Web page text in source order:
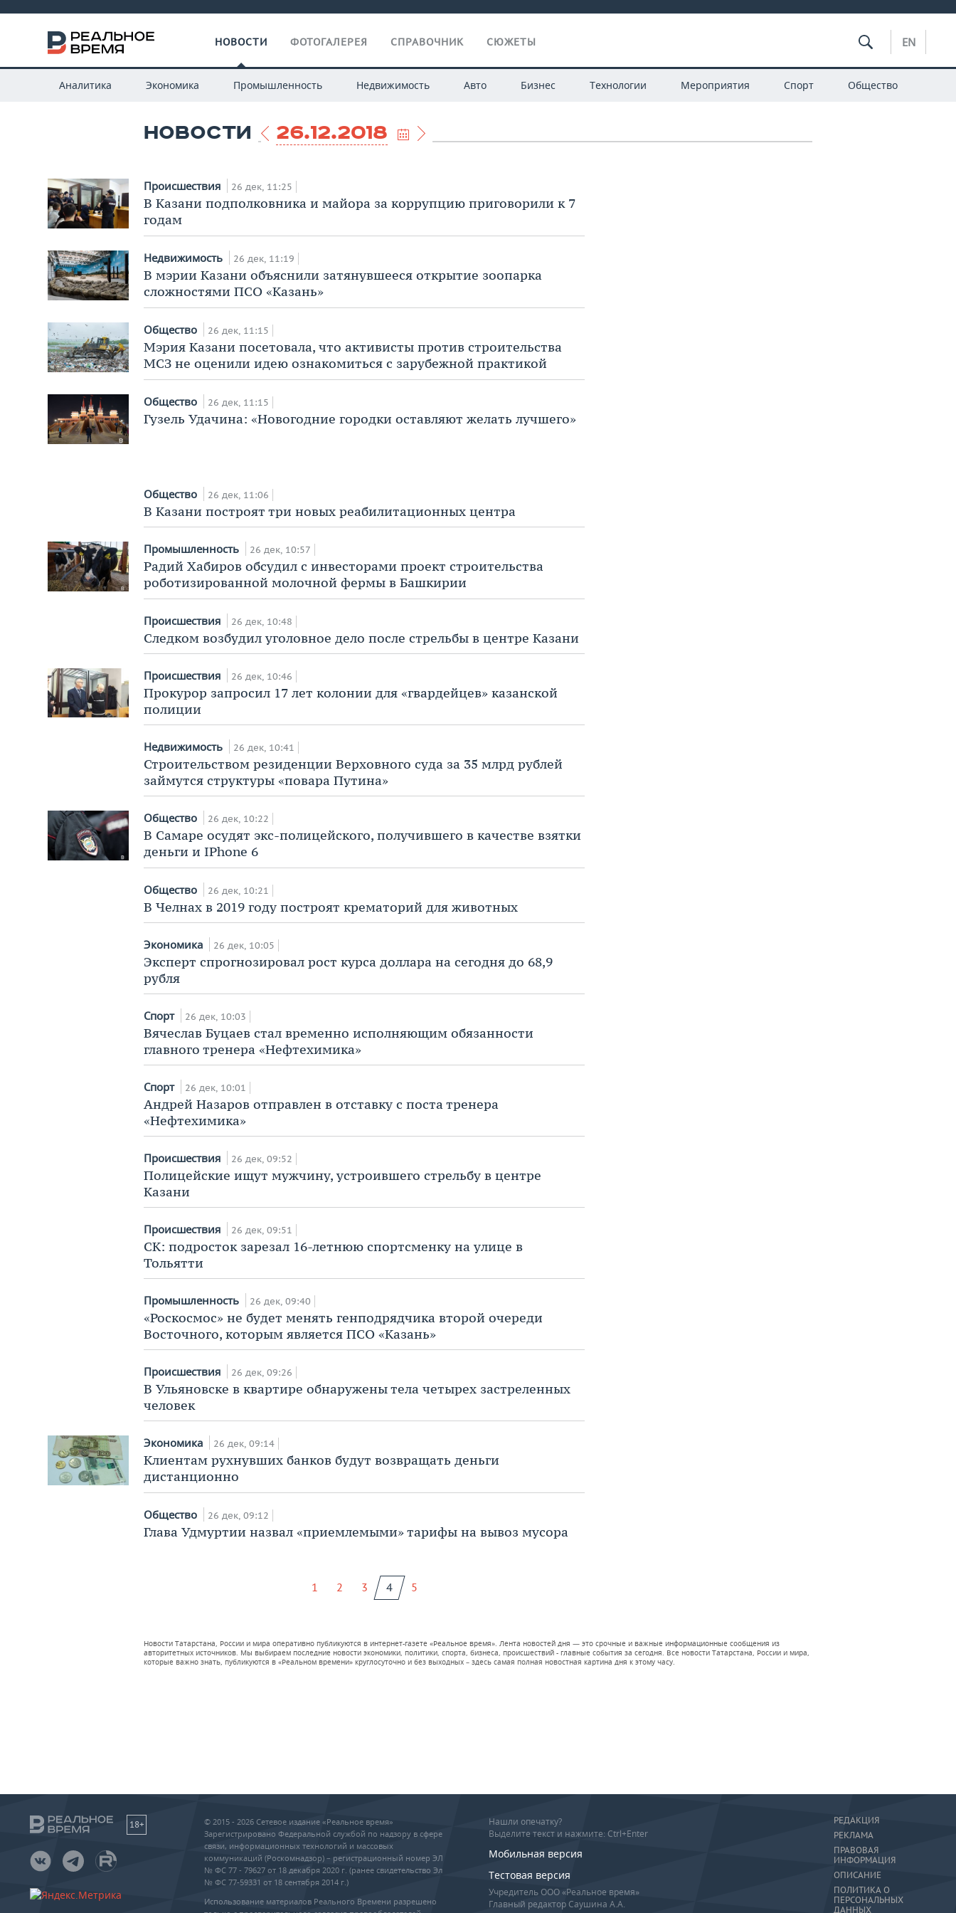
НОВОСТИ ФОТОГАЛЕРЕЯ СПРАВОЧНИК СЮЖЕТЫ EN
Аналитика Экономика Промышленность Недвижимость Авто Бизнес Технологии Мероприятия Спорт Общество
НОВОСТИ 26.12.2018
Происшествия 26 дек, 11:25
В Казани подполковника и майора за коррупцию приговорили к 7
годам
Недвижимость 26 дек, 11:19
В мэрии Казани объяснили затянувшееся открытие зоопарка
сложностями ПСО «Казань»
Общество 26 дек, 11:15
Мэрия Казани посетовала, что активисты против строительства
МСЗ не оценили идею ознакомиться с зарубежной практикой
Общество 26 дек, 11:15
Гузель Удачина: «Новогодние городки оставляют желать лучшего»
Общество 26 дек, 11:06
В Казани построят три новых реабилитационных центра
Промышленность 26 дек, 10:57
Радий Хабиров обсудил с инвесторами проект строительства
роботизированной молочной фермы в Башкирии
Происшествия 26 дек, 10:48
Следком возбудил уголовное дело после стрельбы в центре Казани
Происшествия 26 дек, 10:46
Прокурор запросил 17 лет колонии для «гвардейцев» казанской
полиции
Недвижимость 26 дек, 10:41
Строительством резиденции Верховного суда за 35 млрд рублей
займутся структуры «повара Путина»
Общество 26 дек, 10:22
В Самаре осудят экс-полицейского, получившего в качестве взятки
деньги и IPhone 6
Общество 26 дек, 10:21
В Челнах в 2019 году построят крематорий для животных
Экономика 26 дек, 10:05
Эксперт спрогнозировал рост курса доллара на сегодня до 68,9
рубля
Спорт 26 дек, 10:03
Вячеслав Буцаев стал временно исполняющим обязанности
главного тренера «Нефтехимика»
Спорт 26 дек, 10:01
Андрей Назаров отправлен в отставку с поста тренера
«Нефтехимика»
Происшествия 26 дек, 09:52
Полицейские ищут мужчину, устроившего стрельбу в центре
Казани
Происшествия 26 дек, 09:51
СК: подросток зарезал 16-летнюю спортсменку на улице в
Тольятти
Промышленность 26 дек, 09:40
«Роскосмос» не будет менять генподрядчика второй очереди
Восточного, которым является ПСО «Казань»
Происшествия 26 дек, 09:26
В Ульяновске в квартире обнаружены тела четырех застреленных
человек
Экономика 26 дек, 09:14
Клиентам рухнувших банков будут возвращать деньги
дистанционно
Общество 26 дек, 09:12
Глава Удмуртии назвал «приемлемыми» тарифы на вывоз мусора
1 2 3 4 5
Новости Татарстана, России и мира оперативно публикуются в интернет-газете «Реальное время». Лента новостей дня — это срочные и важные информационные сообщения из
авторитетных источников. Мы выбираем последние новости экономики, политики, спорта, бизнеса, происшествий - главные события за сегодня. Все новости Татарстана, России и мира,
которые важно знать, публикуются в «Реальном времени» круглосуточно и без выходных – здесь самая полная новостная картина дня к этому часу.
18+
© 2015 - 2026 Сетевое издание «Реальное время»
Зарегистрировано Федеральной службой по надзору в сфере
связи, информационных технологий и массовых
коммуникаций (Роскомнадзор) – регистрационный номер ЭЛ
№ ФС 77 - 79627 от 18 декабря 2020 г. (ранее свидетельство Эл
№ ФС 77-59331 от 18 сентября 2014 г.)
Использование материалов Реального Времени разрешено
Нашли опечатку?
Выделите текст и нажмите: Ctrl+Enter
Мобильная версия
Тестовая версия
Учредитель ООО «Реальное время»
Главный редактор Саушина А.А.
РЕДАКЦИЯ
РЕКЛАМА
ПРАВОВАЯ
ИНФОРМАЦИЯ
ОПИСАНИЕ
ПОЛИТИКА О
ПЕРСОНАЛЬНЫХ
ДАННЫХ